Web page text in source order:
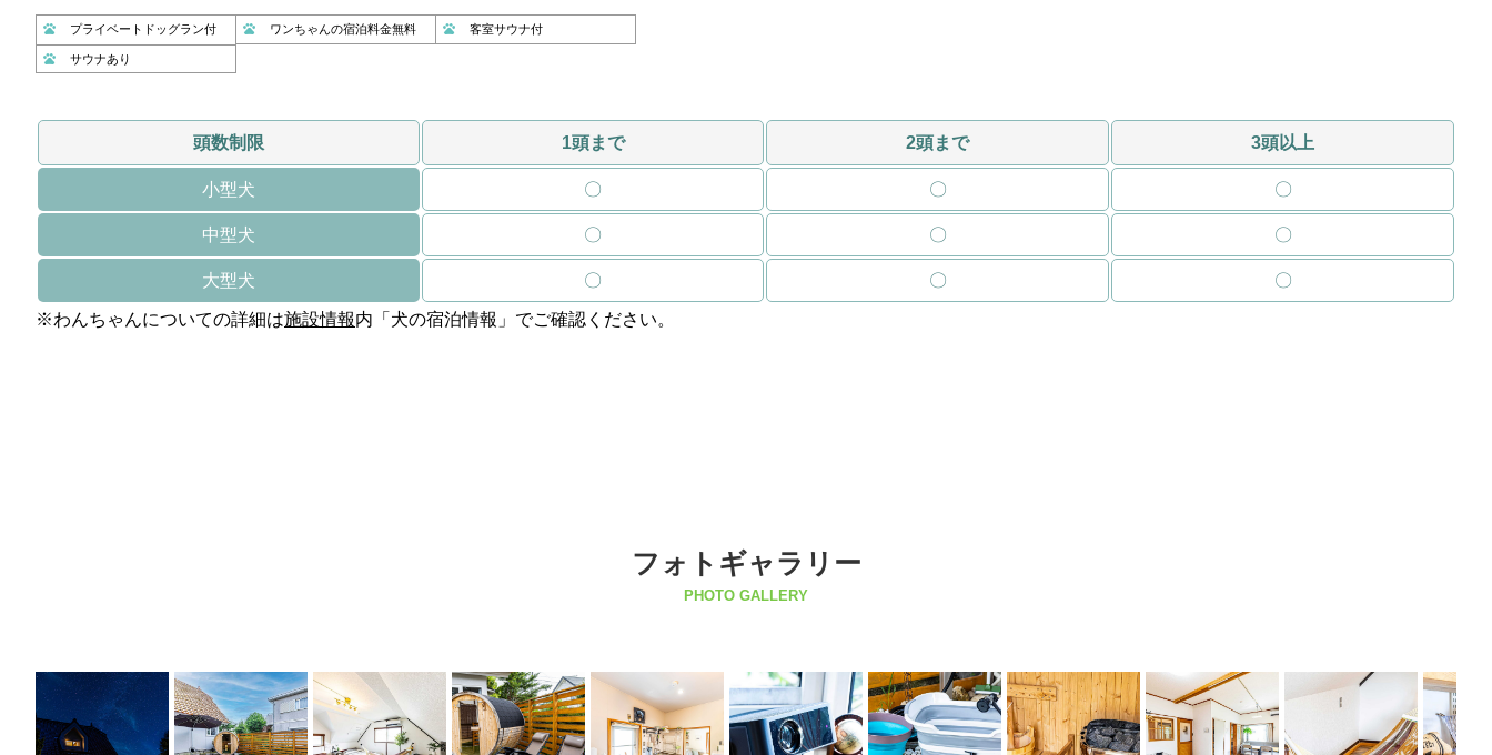
プライベートドッグラン付 ワンちゃんの宿泊料金無料 客室サウナ付
サウナあり
頭数制限 1頭まで 2頭まで 3頭以上
小型犬 〇 〇 〇
中型犬 〇 〇 〇
大型犬 〇 〇 〇
※わんちゃんについての詳細は施設情報内「犬の宿泊情報」でご確認ください。
フォトギャラリー
PHOTO GALLERY